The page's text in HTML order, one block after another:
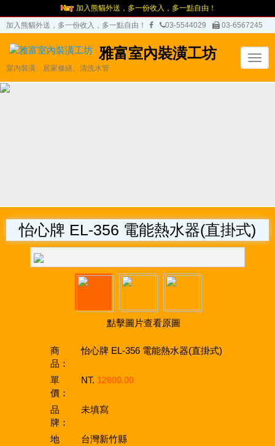
加入熊貓外送，多一份收入，多一點自由！
加入熊貓外送，多一份收入，多一點自由！
03-6567245
03-5544029
雅富室內裝潢工坊
室內裝潢、居家修繕、清洗水管
T
o
g
t
i
o
怡心牌 EL-356 電能熱水器(直掛式)
點擊圖片查看原圖
商
品：
怡心牌 EL-356 電能熱水器(直掛式)
單
價：
NT. 12600.00
品
牌：
未填寫
地
台灣新竹縣